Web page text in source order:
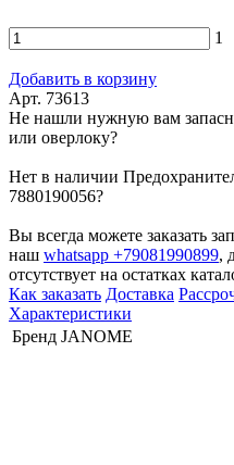
1
Добавить в корзину
Арт. 73613
Не нашли нужную вам
или оверлоку?
Нет в наличии
7880190056?
Вы всегда можете заказать
наш whatsapp +79081990899,
отсутствует на остатках
Как заказать Доставка
Характеристики
Бренд JANOME